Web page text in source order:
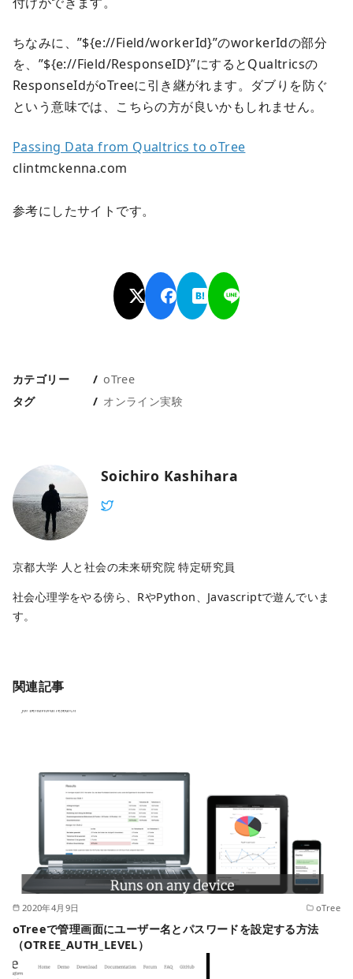
ちなみに、”${e://Field/workerId}”のworkerIdの部分
を、”${e://Field/ResponseID}”にするとQualtricsの
ResponseIdがoTreeに引き継がれます。ダブりを防ぐ
という意味では、こちらの方が良いかもしれません。
Passing Data from Qualtrics to oTree
clintmckenna.com
参考にしたサイトです。
カテゴリー
oTree
タグ
オンライン実験
Soichiro Kashihara
京都大学 人と社会の未来研究院 特定研究員
社会心理学をやる傍ら、RやPython、Javascriptで遊んでいま
す。
関連記事
2020年4月9日 oTree
oTreeで管理画面にユーザー名とパスワードを設定する方法
（OTREE_AUTH_LEVEL）